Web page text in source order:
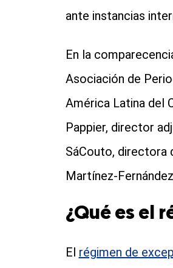
ante instancias
En la
Asociación de
América Latina del
Pappier, director
SáCouto, directora
Martínez-
¿Qué es el
El régimen de